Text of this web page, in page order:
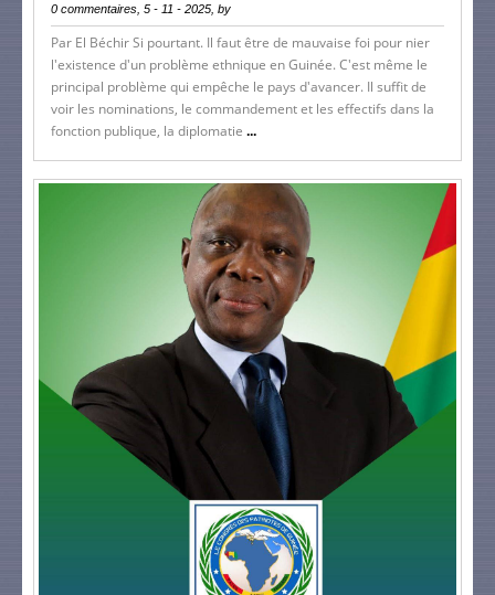
0 commentaires, 5 - 11 - 2025, by
Par El Béchir Si pourtant. Il faut être de mauvaise foi pour nier
l'existence d'un problème ethnique en Guinée. C'est même le
principal problème qui empêche le pays d'avancer. Il suffit de
voir les nominations, le commandement et les effectifs dans la
fonction publique, la diplomatie ...